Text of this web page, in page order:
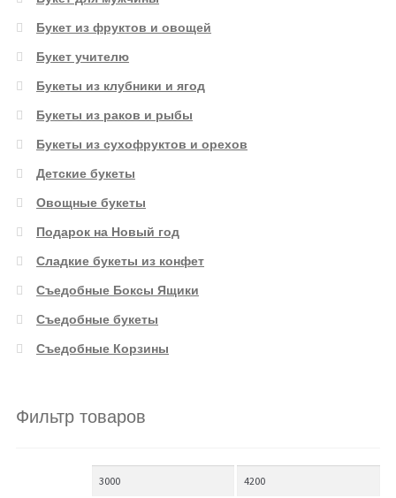
Букет из фруктов и овощей
Букет учителю
Букеты из клубники и ягод
Букеты из раков и рыбы
Букеты из сухофруктов и орехов
Детские букеты
Овощные букеты
Подарок на Новый год
Сладкие букеты из конфет
Съедобные Боксы Ящики
Съедобные букеты
Съедобные Корзины
Фильтр товаров